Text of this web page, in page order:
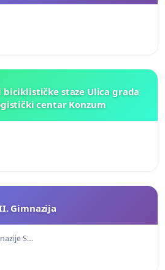
staze Ulica grada
centar Konzum
Gimnazija
S…